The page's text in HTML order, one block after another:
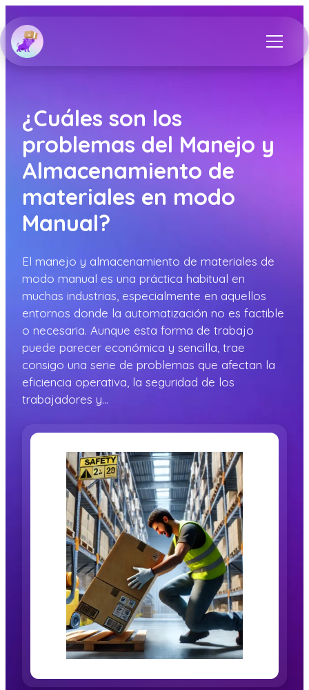
¿Cuáles son los
problemas del Manejo y
Almacenamiento de
materiales en modo
Manual?
El manejo y almacenamiento de materiales de
modo manual es una práctica habitual en
muchas industrias, especialmente en aquellos
entornos donde la automatización no es factible
o necesaria. Aunque esta forma de trabajo
puede parecer económica y sencilla, trae
consigo una serie de problemas que afectan la
eficiencia operativa, la seguridad de los
trabajadores y…